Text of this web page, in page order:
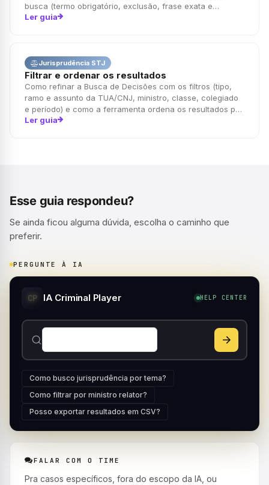
busca (termo obrigatório, exclusão, frase exata e
curinga) para chegar no precedente certo.
Ler guia
Jurisprudência STJ
Filtrar e ordenar os resultados
Como refinar a Busca de Decisões com os filtros (tipo,
ramo e assunto da TUA/CNJ, ministro, classe, colegiado
e período) e como a ferramenta ordena os resultados por
relevância e recência.
Ler guia
Esse guia respondeu?
Se ainda ficou alguma dúvida, escolha o caminho que
preferir.
PERGUNTE À IA
CP IA Criminal Player HELP CENTER
Como busco jurisprudência por tema?
Como filtrar por ministro relator?
Posso exportar resultados em CSV?
FALAR COM O TIME
Pra casos específicos, fora do escopo da IA, ou